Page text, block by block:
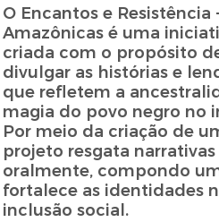
O Encantos e Resistência
Amazônicas é uma
criada com o propósito
divulgar as histórias e
que refletem a
magia do povo negro no
Por meio da criação de
projeto resgata
oralmente, compondo
fortalece as identidades
inclusão social.